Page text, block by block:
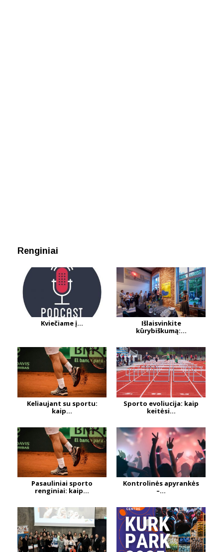
Renginiai
Kviečiame į...
Išlaisvinkite
kūrybiškumą:...
Keliaujant su sportu:
kaip...
Sporto evoliucija: kaip
keitėsi...
Pasauliniai sporto
renginiai: kaip...
Kontrolinės apyrankės
–...